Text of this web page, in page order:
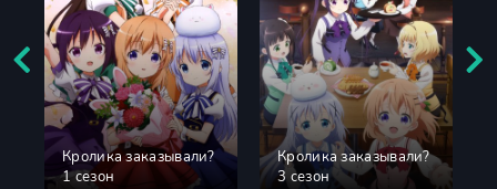
Кролика заказывали?
1 сезон
Кролика заказывали?
3 сезон